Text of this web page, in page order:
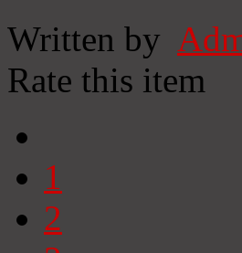
Written by
Rate this item
1
2